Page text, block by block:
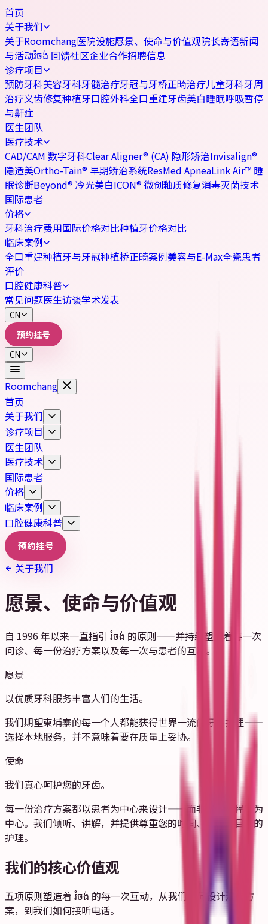
首页
关于我们
关于Roomchang医院设施愿景、使命与价值观院长寄语新闻
与活动រំចង់ 回馈社区企业合作招聘信息
诊疗项目
预防牙科美容牙科牙髓治疗牙冠与牙桥正畸治疗儿童牙科牙周
治疗义齿修复种植牙口腔外科全口重建牙齿美白睡眠呼吸暂停
与鼾症
医生团队
医疗技术
CAD/CAM 数字牙科Clear Aligner® (CA) 隐形矫治Invisalign®
隐适美Ortho-Tain® 早期矫治系统ResMed ApneaLink Air™ 睡
眠诊断Beyond® 冷光美白ICON® 微创釉质修复消毒灭菌技术
国际患者
价格
牙科治疗费用国际价格对比种植牙价格对比
临床案例
全口重建种植牙与牙冠种植桥正畸案例美容与E-Max全瓷患者
评价
口腔健康科普
常见问题医生访谈学术发表
CN
预约挂号
CN
Roomchang
首页
关于我们
诊疗项目
医生团队
医疗技术
国际患者
价格
临床案例
口腔健康科普
预约挂号
关于我们
愿景、使命与价值观
自 1996 年以来一直指引 រំចង់ 的原则——并持续塑造着每一次
问诊、每一份治疗方案以及每一次与患者的互动。
愿景
以优质牙科服务丰富人们的生活。
我们期望柬埔寨的每一个人都能获得世界一流的牙科护理——
选择本地服务，并不意味着要在质量上妥协。
使命
我们真心呵护您的牙齿。
每一份治疗方案都以患者为中心来设计——而非以诊疗程序为
中心。我们倾听、讲解，并提供尊重您的时间、预算与目标的
护理。
我们的核心价值观
五项原则塑造着 រំចង់ 的每一次互动，从我们如何设计治疗方
案，到我们如何接听电话。